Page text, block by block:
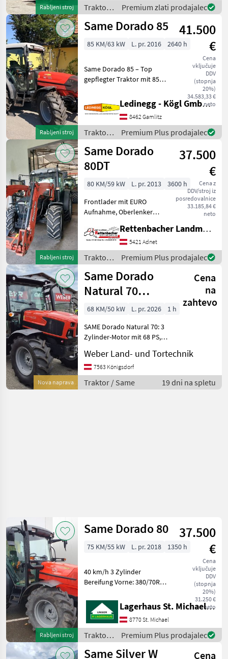
Rabljeni stroj
pnevmatikam
Traktor /
Same
Premium zlati prodajalec
Rabljeni stroj
Same Dorado 85
41.500
€
Cena
vključuje
DDV
(stopnja
20%)
34.583,33 €
neto
85 KM/63 kW L. pr. 2016 2640 h
Same Dorado 85 – Top
gepflegter Traktor mit 85
Wendegetriebe und ideal
für Grünland Beschreibung:
Der Same Dorado 85 aus
dem Baujahr 2016 is
Ledinegg - Kögl GmbH - Obst- und Weinbautechnik
8462 Gamlitz
Traktor /
Same
Premium Plus prodajalec
Rabljeni stroj
Same Dorado
80DT
37.500
€
Cena z
DDV/stroj iz
posredovalnice
33.185,84 €
neto
80 KM/59 kW L. pr. 2013
3600 h
Frontlader mit EURO
Aufnahme, Oberlenker
3 Steuergeräte DW, Luftsitz,
Heckscheibenwischer,
pogon: štirikolesni pogon, ,
platforma: kabina, štev
Rettenbacher Landmaschinen
5421 Adnet
Traktor /
Same
Premium Plus prodajalec
Nova naprava
Same Dorado
Natural 70
(Stage V)
Cena
na
zahtevo
68 KM/50 kW L. pr. 2026
1 h
SAME Dorado Natural 70: 3
Zylinder-Motor mit 68 PS,
Wendegetriebe - 40 km/h,
Zapfwelle: 540/750, 2 dw
Steuergeräte,
Plattformkabine, Weitw
Weber Land- und Tortechnik
7563 Königsdorf
Traktor / Same 19 dni na spletu
Rabljeni stroj
Same Dorado 80
37.500
€
Cena
vključuje
DDV
(stopnja
20%)
31.250 €
neto
75 KM/55 kW L. pr. 2018 1350 h
40 km/h 3 Zylinder
Bereifung Vorne: 380/70R20
480/70R30 70% Getriebe
30/15 mechanisch
Steuergeräte 2 DW hinten
Fronthydraulik Hydrac
Lagerhaus St. Michael ob Leoben eGen
8770 St. Michael
Traktor /
Same
Premium Plus prodajalec
Same Silver W Cena